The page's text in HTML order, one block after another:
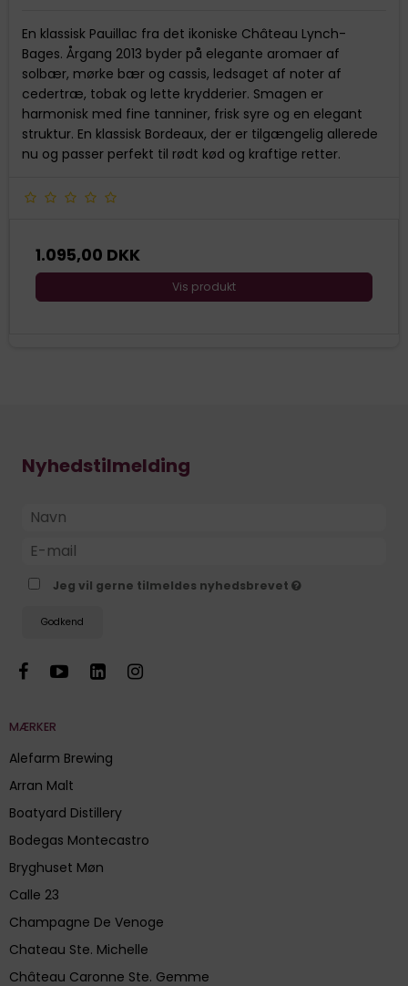
En klassisk Pauillac fra det ikoniske Château Lynch-
Bages. Årgang 2013 byder på elegante aromaer af
solbær, mørke bær og cassis, ledsaget af noter af
cedertræ, tobak og lette krydderier. Smagen er
harmonisk med fine tanniner, frisk syre og en elegant
struktur. En klassisk Bordeaux, der er tilgængelig allerede
nu og passer perfekt til rødt kød og kraftige retter.
1.095,00 DKK
Vis produkt
Nyhedstilmelding
Jeg vil gerne tilmeldes nyhedsbrevet
Godkend
MÆRKER
Alefarm Brewing
Arran Malt
Boatyard Distillery
Bodegas Montecastro
Bryghuset Møn
Calle 23
Champagne De Venoge
Chateau Ste. Michelle
Château Caronne Ste. Gemme